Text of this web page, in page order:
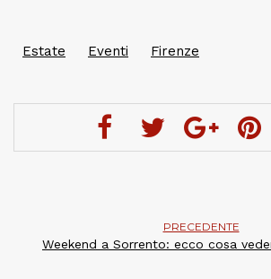
Estate Eventi Firenze
PRECEDENTE
Weekend a Sorrento: ecco cosa